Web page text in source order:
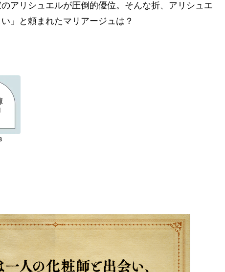
アリシュエルが圧倒的優位。そんな折、アリシュエ
」と頼まれたマリアージュは？